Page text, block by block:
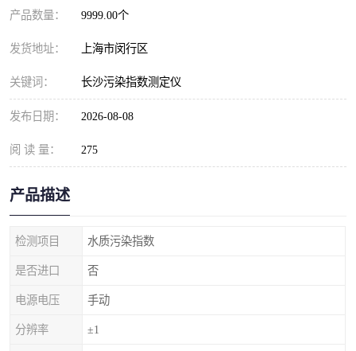
产品数量： 9999.00个
发货地址： 上海市闵行区
关键词： 长沙污染指数测定仪
发布日期： 2026-08-08
阅 读 量： 275
产品描述
检测项目 水质污染指数
是否进口 否
电源电压 手动
分辨率 ±1